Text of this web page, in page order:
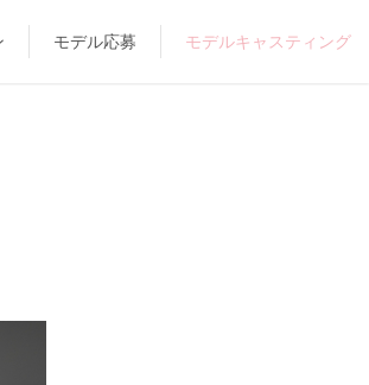
モデル応募 モデルキャスティング